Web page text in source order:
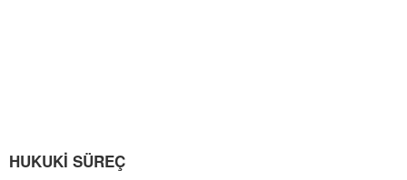
HUKUKİ SÜREÇ